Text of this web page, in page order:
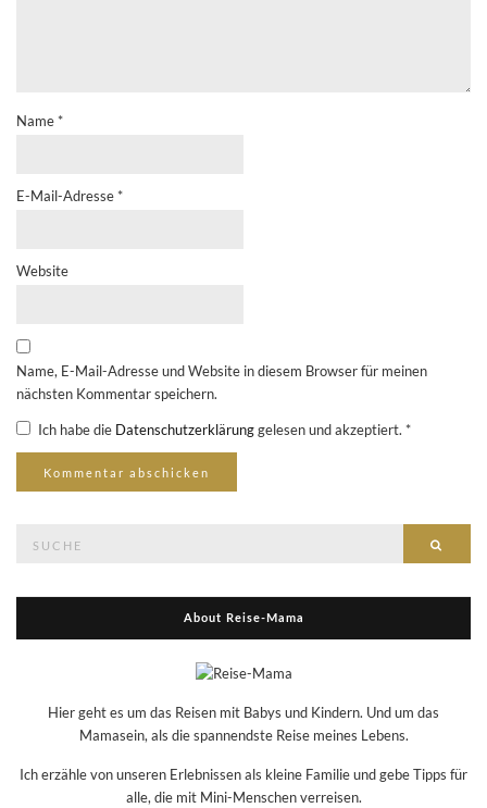
Name *
E-Mail-Adresse *
Website
Name, E-Mail-Adresse und Website in diesem Browser für meinen
nächsten Kommentar speichern.
Ich habe die Datenschutzerklärunggelesen und akzeptiert. *
About Reise-Mama
Hier geht es um das Reisen mit Babys und Kindern. Und um das
Mamasein, als die spannendste Reise meines Lebens.
Ich erzähle von unseren Erlebnissen als kleine Familie und gebe Tipps für
alle, die mit Mini-Menschen verreisen.